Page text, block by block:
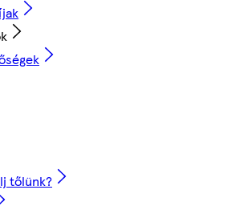
tőlünk?